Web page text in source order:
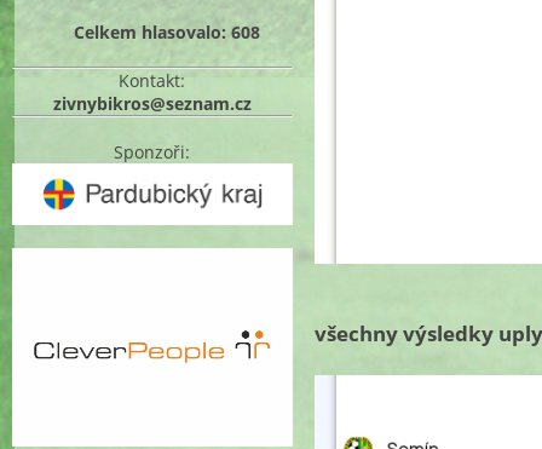
Celkem hlasovalo: 608
Kontakt:
zivnybikros@seznam.cz
Sponzoři:
všechny výsledky